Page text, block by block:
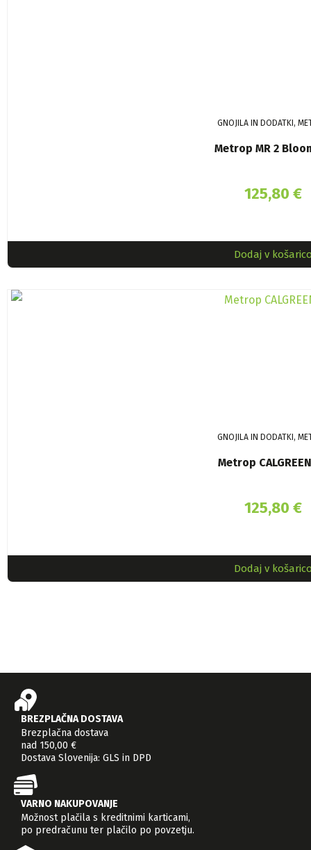
GNOJILA IN DODATKI,
Metrop MR 2
125,80 €
Dodaj v
GNOJILA IN DODATKI,
Metrop
125,80 €
Dodaj v
BREZPLAČNA DOSTAVA
Brezplačna dostava
nad 150,00 €
Dostava Slovenija: GLS in DPD
VARNO NAKUPOVANJE
Možnost plačila s kreditnimi karticami,
po predračunu ter plačilo po povzetju.